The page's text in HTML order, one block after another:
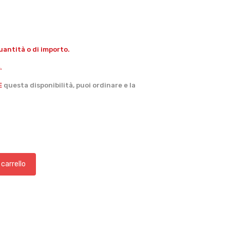
o di importo.
questa disponibilità, puoi ordinare e la